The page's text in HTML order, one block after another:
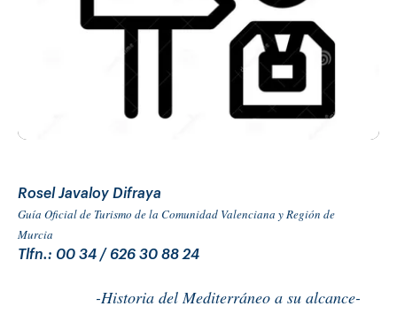
Rosel Javaloy Difraya
Guía Oficial de Turismo de la Comunidad Valenciana y Región de
Murcia
Tlfn.: 00 34 / 626 30 88 24
-Historia del Mediterráneo a su alcance-